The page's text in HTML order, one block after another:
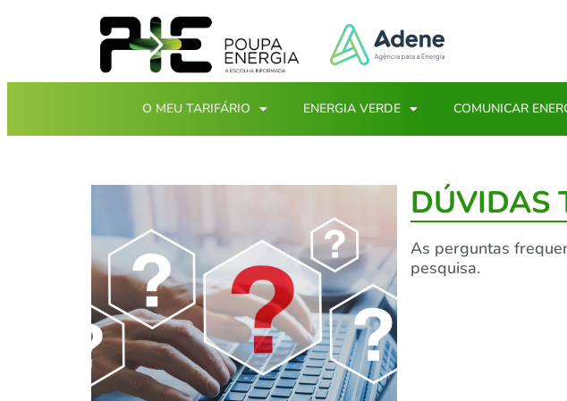
O MEU TARIFÁRIO ENERGIA VERDE COMUNICAR
DÚVIDAS
As perguntas
pesquisa.